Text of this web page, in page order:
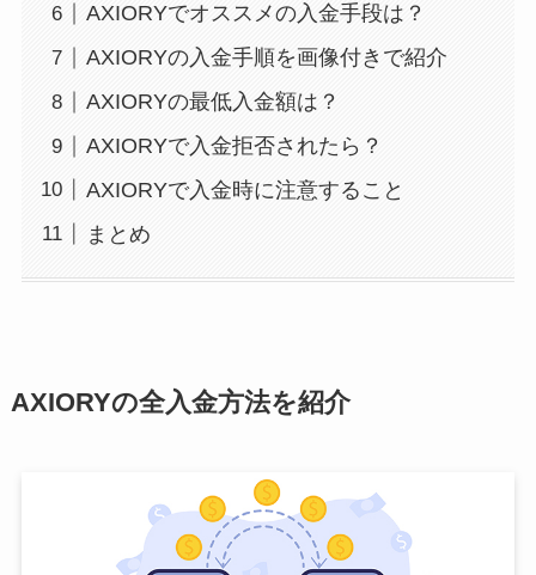
AXIORYでオススメの入金手段は？
AXIORYの入金手順を画像付きで紹介
AXIORYの最低入金額は？
AXIORYで入金拒否されたら？
AXIORYで入金時に注意すること
まとめ
AXIORYの全入金方法を紹介